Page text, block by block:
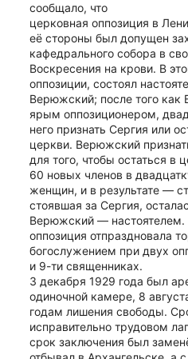
сообщало, что
церковная оппозиция в
её стороны был допущен
кафедрального собора в
Воскресения на крови. В
оппозиции, состоял
Верюжский; после того
ярым оппозиционером,
него признать Сергия или
церкви. Верюжский
для того, чтобы остаться в
60 новых членов в
женщин, и в результате —
стоявшая за Сергия,
Верюжский — настоятелем.
оппозиция отпраздновала
богослужением при двух
и 9-ти священниках.
3 декабря 1929 года был
одиночной камере, 8
годам лишения свободы.
исправительно трудовом
срок заключения был